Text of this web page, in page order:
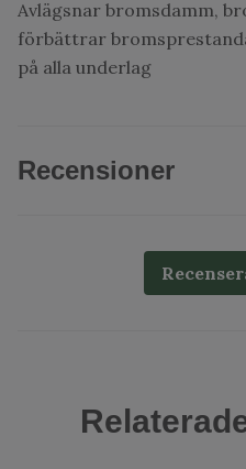
Avlägsnar bromsdamm,
förbättrar
på alla underlag
Recensioner